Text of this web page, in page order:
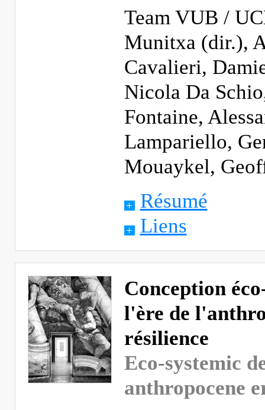
Team VUB /
Munitxa (dir.),
Cavalieri,
Nicola Da
Fontaine,
Lampariello,
Mouaykel,
Résumé
Liens
Conception
l'ère de
résilience
Eco-systemic
anthropocene